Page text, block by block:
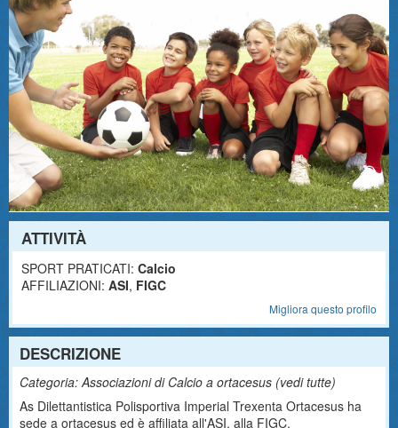
ATTIVITÀ
SPORT PRATICATI: Calcio
AFFILIAZIONI: ASI, FIGC
Migliora questo profilo
DESCRIZIONE
Categoria: Associazioni di Calcio a ortacesus (vedi tutte)
As Dilettantistica Polisportiva Imperial Trexenta Ortacesus ha
sede a ortacesus ed è affiliata all'ASI, alla FIGC.